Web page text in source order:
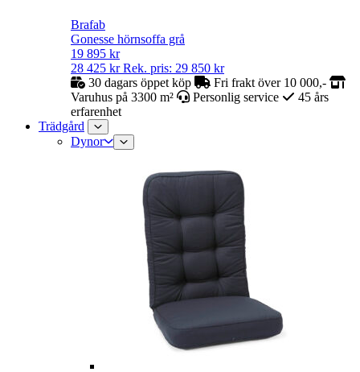
Brafab
Gonesse hörnsoffa grå
19 895 kr
28 425 kr Rek. pris: 29 850 kr
30 dagars öppet köp
Fri frakt över 10 000,-
Varuhus på 3300 m²
Personlig service
45 års
erfarenhet
Trädgård
Dynor